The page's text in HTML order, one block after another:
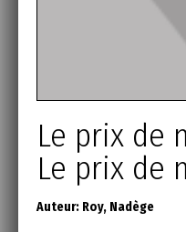
Le prix de
Le prix de
Auteur: Roy, Nadège